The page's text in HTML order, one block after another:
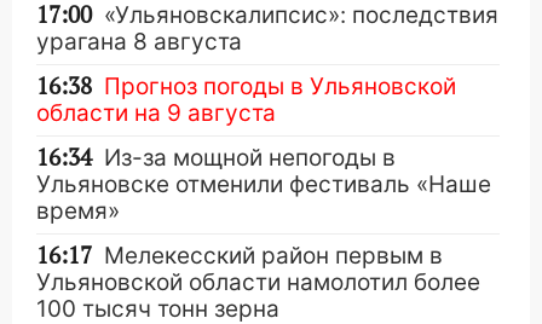
17:00 «Ульяновскалипсис»: последствия
урагана 8 августа
16:38 Прогноз погоды в Ульяновской
области на 9 августа
16:34 Из-за мощной непогоды в
Ульяновске отменили фестиваль «Наше
время»
16:17 Мелекесский район первым в
Ульяновской области намолотил более
100 тысяч тонн зерна